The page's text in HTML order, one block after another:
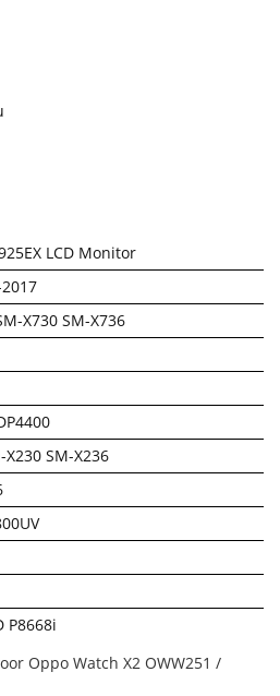
LCD Monitor
X730 SM-X736
SM-X236
P8668i